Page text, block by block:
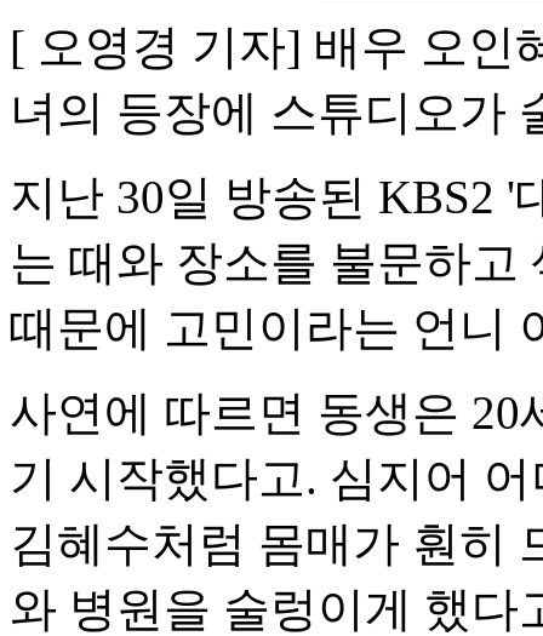
[ 오영경 기자] 배우 오인
녀의 등장에 스튜디오가
지난 30일 방송된 KBS2
는 때와 장소를 불문하고
때문에 고민이라는 언니
사연에 따르면 동생은
기 시작했다고. 심지어
김혜수처럼 몸매가 훤히
와 병원을 술렁이게 했다